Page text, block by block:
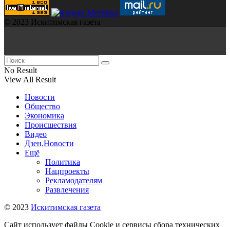
© 2023 Искитимская газета
No Result
View All Result
Новости
Общество
Экономика
Происшествия
Видео
Дзен.Новости
Ещё
Политика
Нацпроекты
Рекламодателям
Развлечения
© 2023 Искитимская газета
Сайт использует файлы Cookie и сервисы сбора технических